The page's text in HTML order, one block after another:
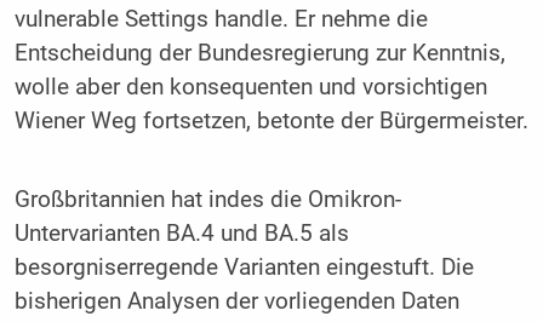
vulnerable Settings handle. Er nehme die
Entscheidung der Bundesregierung zur Kenntnis,
wolle aber den konsequenten und vorsichtigen
Wiener Weg fortsetzen, betonte der Bürgermeister.
Großbritannien hat indes die Omikron-
Untervarianten BA.4 und BA.5 als
besorgniserregende Varianten eingestuft. Die
bisherigen Analysen der vorliegenden Daten